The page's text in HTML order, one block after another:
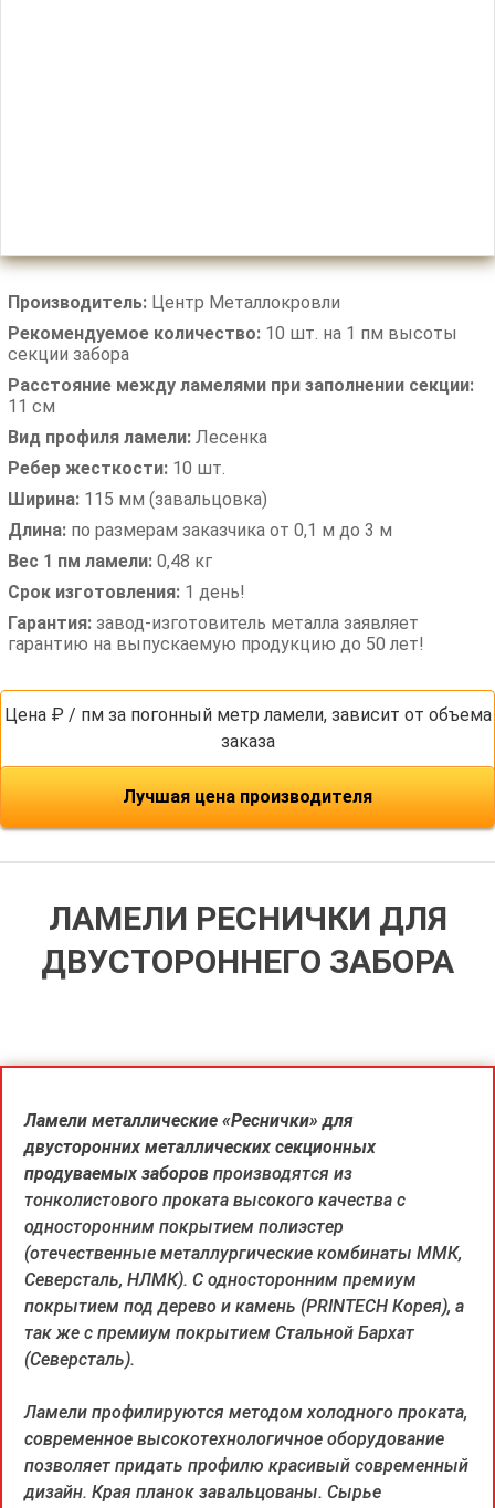
Производитель: Центр Металлокровли
Рекомендуемое количество: 10 шт. на 1 пм высоты
секции забора
Расстояние между ламелями при заполнении секции:
11 см
Вид профиля ламели: Лесенка
Ребер жесткости: 10 шт.
Ширина: 115 мм (завальцовка)
Длина: по размерам заказчика от 0,1 м до 3 м
Вес 1 пм ламели: 0,48 кг
Срок изготовления: 1 день!
Гарантия: завод-изготовитель металла заявляет
гарантию на выпускаемую продукцию до 50 лет!
Цена ₽ / пм за погонный метр ламели, зависит от объема
заказа
Лучшая цена производителя
ЛАМЕЛИ РЕСНИЧКИ ДЛЯ
ДВУСТОРОННЕГО ЗАБОРА
Ламели металлические «Реснички» для
двусторонних металлических секционных
продуваемых заборов производятся из
тонколистового проката высокого качества с
односторонним покрытием полиэстер
(отечественные металлургические комбинаты ММК,
Северсталь, НЛМК). С односторонним премиум
покрытием под дерево и камень (PRINTECH Корея), а
так же с премиум покрытием Стальной Бархат
(Северсталь).
Ламели профилируются методом холодного проката,
современное высокотехнологичное оборудование
позволяет придать профилю красивый современный
дизайн. Края планок завальцованы. Сырье